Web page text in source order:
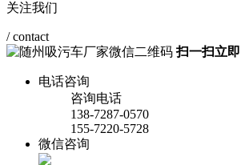
关注我们
/ contact
扫一扫立
电话咨询
咨询电话
138-7287-0570
155-7220-5728
微信咨询